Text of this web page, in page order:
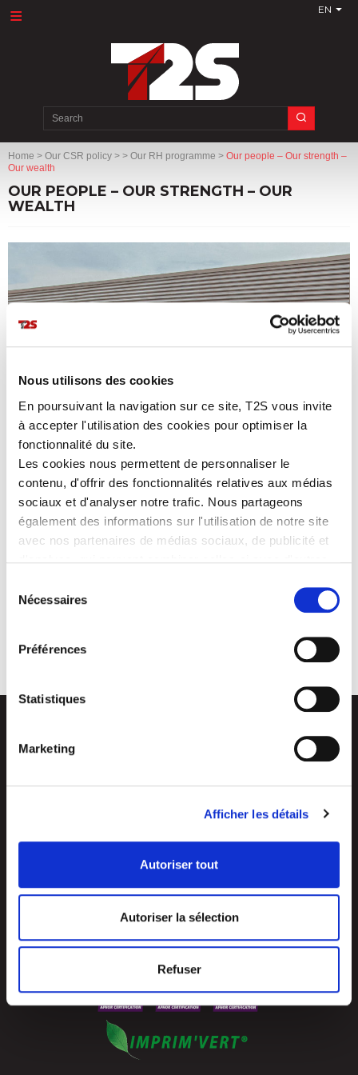
Nous utilisons des cookies
En poursuivant la navigation sur ce site, T2S vous invite
à accepter l'utilisation des cookies pour optimiser la
fonctionnalité du site.
Les cookies nous permettent de personnaliser le
contenu, d'offrir des fonctionnalités relatives aux médias
sociaux et d'analyser notre trafic. Nous partageons
également des informations sur l'utilisation de notre site
avec nos partenaires de médias sociaux, de publicité et
collectées lors de votre utilisation de leurs services.
Nécessaires
Préférences
Statistiques
Marketing
Afficher les détails
Autoriser tout
Autoriser la sélection
Refuser
EN
Search
for:
Home > Our CSR policy > > Our RH programme > Our people – Our strength –
Our wealth
OUR PEOPLE – OUR STRENGTH – OUR
WEALTH
The diverse and complementaryexperience and skillsof our
allows us to implement the T2S policy,
accomplish our projects and reach our objectives while sharing
respect,
Z.I. La Vaure – B.P. 20930
Tel.: +33 4 77 53 05 05
Contact-us !